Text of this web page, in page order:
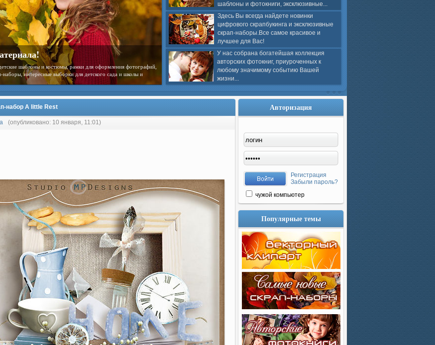
шаблоны и фотокниги, эксклюзивные...
Здесь Вы всегда найдете новинки
цифрового скрапбукинга и эксклюзивные
скрап-наборы.Все самое красивое и
лучшее для Вас!
У нас собрана богатейшая коллекция
авторских фотокниг, приуроченных к
любому значимому событию Вашей
жизни...
шаблоны и костюмы, рамки для оформления фотографий,
интересные выборки для детского сада и школы и
набор A little Rest
(опубликовано: 10 января, 11:01)
Авторизация
Регистрация
Забыли пароль?
чужой компьютер
Популярные темы